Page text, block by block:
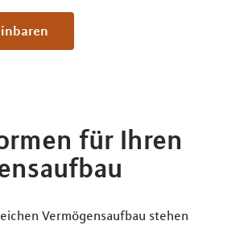
für Ihren
Vermögensaufbau stehen